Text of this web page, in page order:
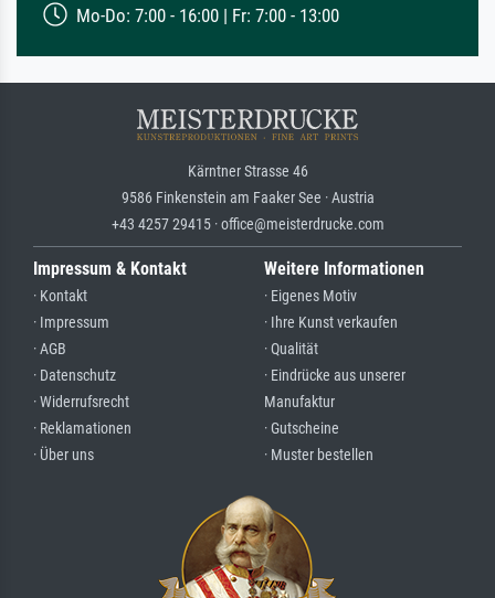
Mo-Do: 7:00 - 16:00 | Fr: 7:00 - 13:00
Kärntner Strasse 46
9586 Finkenstein am Faaker See · Austria
+43 4257 29415 · office@meisterdrucke.com
Impressum & Kontakt
· Kontakt
· Impressum
· AGB
· Datenschutz
· Widerrufsrecht
· Reklamationen
· Über uns
Weitere Informationen
· Eigenes Motiv
· Ihre Kunst verkaufen
· Qualität
· Eindrücke aus unserer
Manufaktur
· Gutscheine
· Muster bestellen